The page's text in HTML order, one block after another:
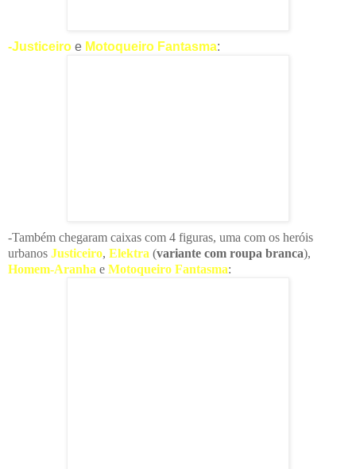
-Justiceiro e Motoqueiro Fantasma:
-Também chegaram caixas com 4 figuras, uma com os heróis
urbanos Justiceiro, Elektra (variante com roupa branca),
Homem-Aranha e Motoqueiro Fantasma: